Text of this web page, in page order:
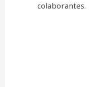
colaborantes.